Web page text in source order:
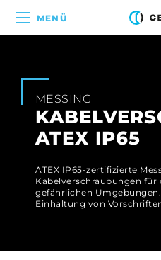
MENÜ
MESSING
ATEX IP65
ATEX IP65-zertifizierte
Kabelverschraubungen für
gefährlichen
Einhaltung von